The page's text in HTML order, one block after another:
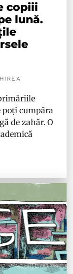
copiii
lună.
poți cumpăra
de zahăr. O